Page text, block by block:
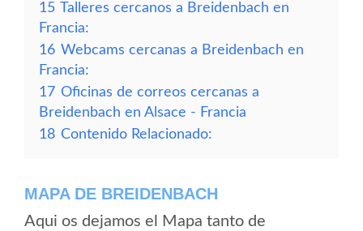
15 Talleres cercanos a Breidenbach en
Francia:
16 Webcams cercanas a Breidenbach en
Francia:
17 Oficinas de correos cercanas a
Breidenbach en Alsace - Francia
18 Contenido Relacionado:
MAPA DE BREIDENBACH
Aqui os dejamos el Mapa tanto de